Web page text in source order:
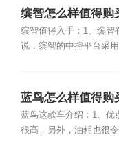
缤智怎么样值得购
缤智值得入手：1、缤智
说，缤智的中控平台采用
蓝鸟怎么样值得购
蓝鸟这款车介绍：1、优
很高，另外，油耗也很令